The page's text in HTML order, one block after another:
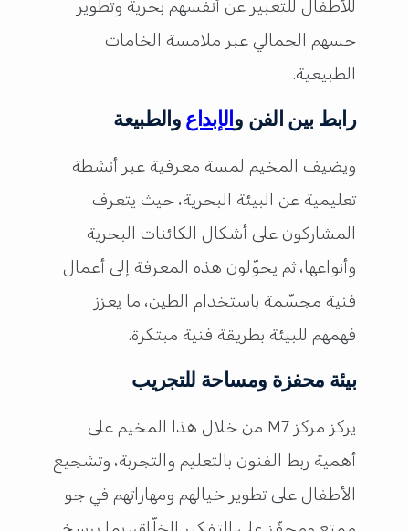
للأطفال للتعبير عن أنفسهم بحرية وتطوير
حسهم الجمالي عبر ملامسة الخامات
الطبيعية.
رابط بين الفن و الإبداع والطبيعة
ويضيف المخيم لمسة معرفية عبر أنشطة
تعليمية عن البيئة البحرية، حيث يتعرف
المشاركون على أشكال الكائنات البحرية
وأنواعها، ثم يحوّلون هذه المعرفة إلى أعمال
فنية مجسّمة باستخدام الطين، ما يعزز
فهمهم للبيئة بطريقة فنية مبتكرة.
بيئة محفزة ومساحة للتجريب
يركز مركز M7 من خلال هذا المخيم على
أهمية ربط الفنون بالتعليم والتجربة، وتشجيع
الأطفال على تطوير خيالهم ومهاراتهم في جو